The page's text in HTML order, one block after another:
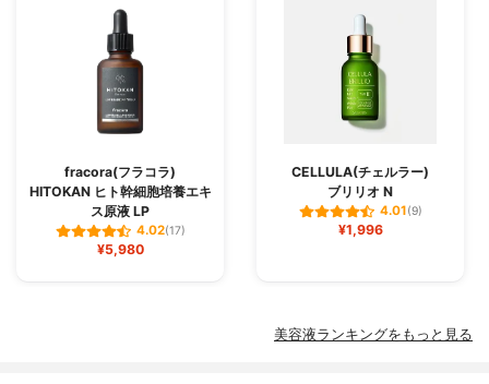
fracora(フラコラ)
HITOKAN ヒト幹細胞培養エキ
ス原液 LP
4.02(17)
¥5,980
CELLULA(チェルラー)
ブリリオ N
4.01(9)
¥1,996
美容液ランキングをもっと見る